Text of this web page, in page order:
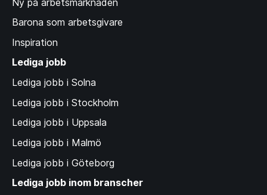
Ny på arbetsmarknaden
Barona som arbetsgivare
Inspiration
Lediga jobb
Lediga jobb i Solna
Lediga jobb i Stockholm
Lediga jobb i Uppsala
Lediga jobb i Malmö
Lediga jobb i Göteborg
Lediga jobb inom branscher